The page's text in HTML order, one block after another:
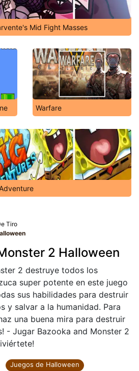
Mid Fight Masses
Warfare
Tiro
2 Halloween
2 destruye todos los
super potente en este juego
sus habilidades para destruir
y salvar a la humanidad. Para
una buena mira para destruir
- Jugar Bazooka and Monster 2
Juegos de Halloween